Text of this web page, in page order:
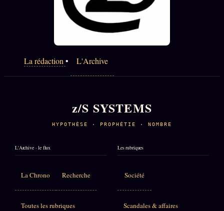
La rédaction • L'Archive
z/S SYSTEMS
HYPOTHÈSE · PROPHÉTIE · NOMBRE
L'Archive · le flux
La Chrono Recherche
Toutes les rubriques
Les rubriques
Société
Scandales & affaires